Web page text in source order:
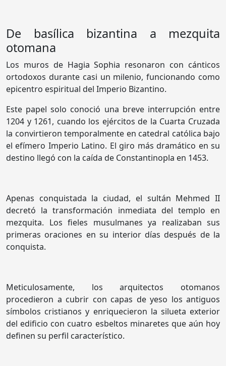
De basílica bizantina a mezquita
otomana
Los muros de Hagia Sophia resonaron con cánticos
ortodoxos durante casi un milenio, funcionando como
epicentro espiritual del Imperio Bizantino.
Este papel solo conoció una breve interrupción entre
1204 y 1261, cuando los ejércitos de la Cuarta Cruzada
la convirtieron temporalmente en catedral católica bajo
el efímero Imperio Latino. El giro más dramático en su
destino llegó con la caída de Constantinopla en 1453.
Apenas conquistada la ciudad, el sultán Mehmed II
decretó la transformación inmediata del templo en
mezquita. Los fieles musulmanes ya realizaban sus
primeras oraciones en su interior días después de la
conquista.
Meticulosamente, los arquitectos otomanos
procedieron a cubrir con capas de yeso los antiguos
símbolos cristianos y enriquecieron la silueta exterior
del edificio con cuatro esbeltos minaretes que aún hoy
definen su perfil característico.